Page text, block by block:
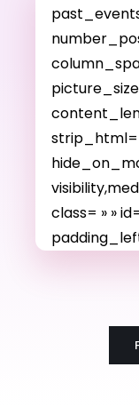
strip_html=
class= » »